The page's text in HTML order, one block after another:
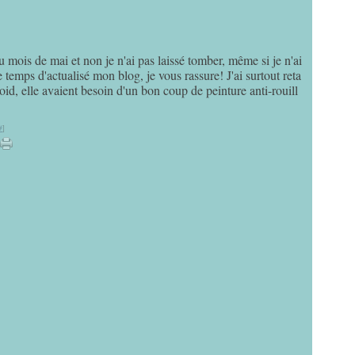
mois de mai et non je n'ai pas laissé tomber, même si je n'ai
temps d'actualisé mon blog, je vous rassure! J'ai surtout reta
elle avaient besoin d'un bon coup de peinture anti-rouill
]